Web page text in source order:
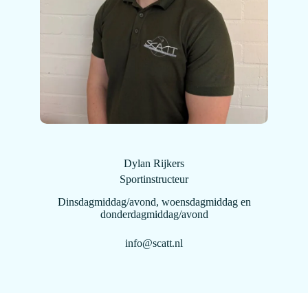
Dylan Rijkers
Sportinstructeur
Dinsdagmiddag/avond, woensdagmiddag en
donderdagmiddag/avond
info@scatt.nl